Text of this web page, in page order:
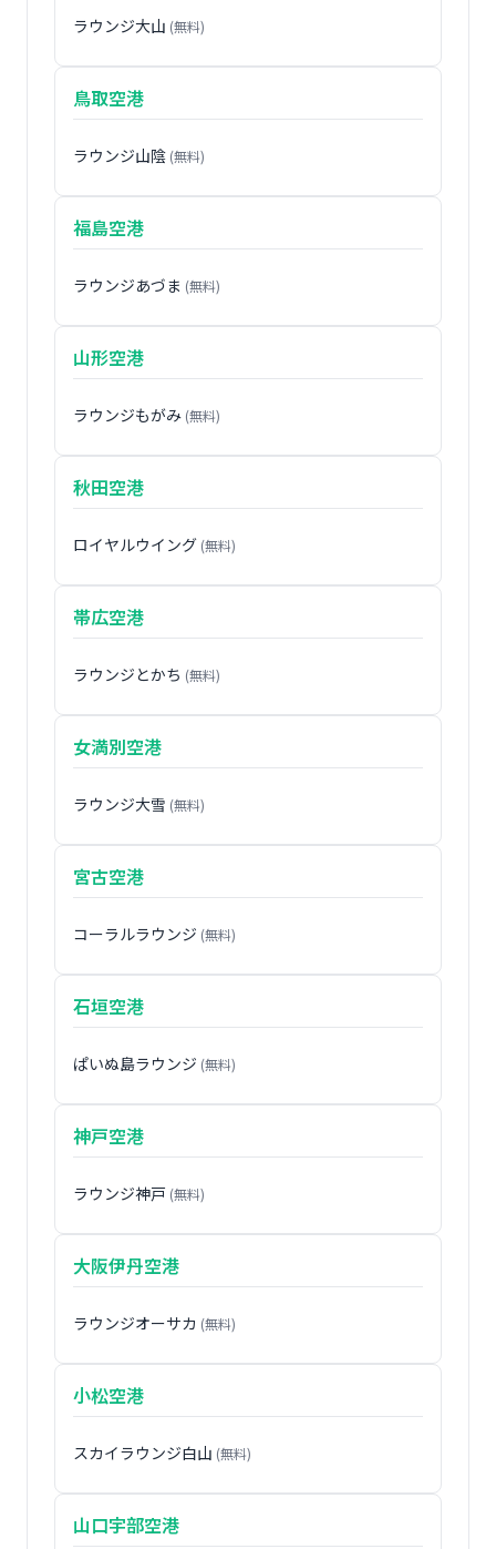
ラウンジ大山 (無料)
鳥取空港
ラウンジ山陰 (無料)
福島空港
ラウンジあづま (無料)
山形空港
ラウンジもがみ (無料)
秋田空港
ロイヤルウイング (無料)
帯広空港
ラウンジとかち (無料)
女満別空港
ラウンジ大雪 (無料)
宮古空港
コーラルラウンジ (無料)
石垣空港
ぱいぬ島ラウンジ (無料)
神戸空港
ラウンジ神戸 (無料)
大阪伊丹空港
ラウンジオーサカ (無料)
小松空港
スカイラウンジ白山 (無料)
山口宇部空港